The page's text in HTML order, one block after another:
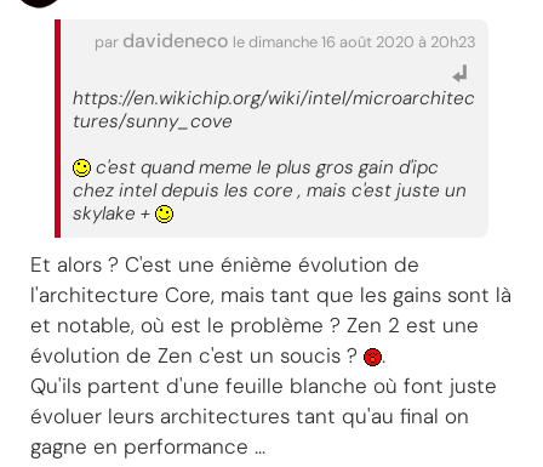
par davideneco le dimanche 16 août 2020 à 20h23
https://en.wikichip.org/wiki/intel/microarchitec
tures/sunny_cove
c'est quand meme le plus gros gain d'ipc
chez intel depuis les core , mais c'est juste un
skylake +
Et alors ? C'est une énième évolution de
l'architecture Core, mais tant que les gains sont là
et notable, où est le problème ? Zen 2 est une
évolution de Zen c'est un soucis ?
.
Qu'ils partent d'une feuille blanche où font juste
évoluer leurs architectures tant qu'au final on
gagne en performance ...